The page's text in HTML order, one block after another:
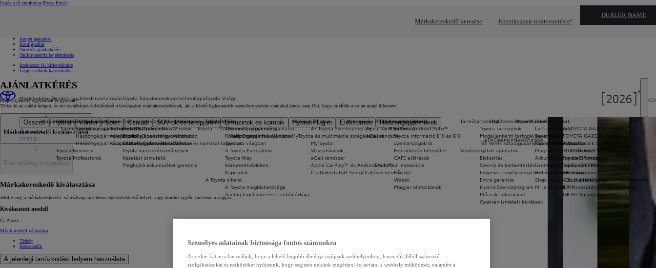
Ugrás a fő tartalomra (Press Enter)
Márkakereskedő keresése Jelentkezzen tesztvezetésre!
DEALER NAME
Kérjen ajánlatot!
Konfigurálás
Tartozék ajánlatkérés
Online szerviz bejelentkezés
Iratkozzon fel hírlevelünkre
Lépjen velünk kapcsolatba
Modellek
Összes Hybrid Városi Sport Családi SUV-ok és terepjárók Limuzinok és kombik Hybrid Plug-in Elektromos
Haszongépjárművek
Új Aygo X
HYBRID
Akciók
Magánszemélyeknek
Személygépkocsi ajánlatok
Cégeknek
Személygépjármű ajánlatok
Haszongépjármű ajánlatok
Szalonautó ajánlatok
a11yOpensInNewWindow
1 év 8 újdonság
Üzleti ügyfelek
Flotta ajánlatok cégeknek
Személygépjármű ajánlatok
Haszongépjármű ajánlatok
Haszongépjármű ajánlatok egyéni vállalkozóknak és kamarai tagoknak
Toyota Business
Toyota Professional
Finanszírozás
Finanszírozás
Termékeka11yOpensInNewWindow
Ajánlatoka11yOpensInNewWindow
Kapcsolata11yOpensInNewWindow
Toyota Tulajdonosoknak
Online szerviz bejelentkezés
Eredeti alkatrészek
Toyota ajándéktárgy webáruház
a11yOpensInNewWindow
Otthoni elektromos töltés
Toyota karosszériaműhelyek
Kezelési útmutató
Meghajtó akkumulátor garancia
Akciós ajánlatok
4+ Toyota Szervizprogram
MyToyota és multimédia szolgáltatások
MyToyota
Visszahívások
eCall rendszer
Apple CarPlay™ és Android Auto™
Csatlakoztatott Szolgáltatások kereső
Járműtartozékok
Toyota tartozékok
Modellenkénti tartozék katalógusok
Téli kerék katalógusa11yOpensInNewWindow
Vevőszolgálati ajánlatok
Biztosítás
Szerviz és karbantartás
Ingyenes segélyszolgálat 3 év után is
Extra garancia
Hybrid Szervizprogram
Műszaki információ
Gyakran ismételt kérdések
Technológia
Innováció
Toyota T-MATE
Multimédia
Apple CarPlay™ és Android Auto™
eCall rendszer
Beyond Zero
Let's go beyond
Beyond Zero
Hibrid elektromos
Plug-in hibrid elektromos
Akkumulátoros elektromos
Üzemanyagcellás elektromos
Hidrogén technológia
Stop Smog - Go Hybrida11yOpensInNewWindow
Mi is az a WLTP?
Toyota Világa
Toyota Világa
Álomautó rajzverseny
Rólunk
Toyota a világban
A Toyota Európában
Toyota Way
Környezetvédelem
Kapcsolat
A Toyota sikerei
A Toyota megbízhatósága
A világ legelismertebb autómárkája
Hírek & érdekességek
Hírek
Toyota információ E10 és B10
üzemanyagokról
a11yOpensInNewWindow
Feliratkozás hírlevélre
CAFE előírások
Start Your Impossible
Főoldal
Videók
Magyar olimpikonok
Motorsport
A TOYOTA GAZOO világa
TOYOTA GAZOO Racing
A sportkocsik története
TOYOTA GAZOO Racing WRC
Toyota GR modellek
Toyota GR SPORT modellek
GR Super Sport
A Supra története
FIA Hosszútávú Világbajnokság
GR H2 Racing Concept
AJÁNLATKÉRÉS
Kérjen ajánlatot egyszerűen és gyorsan!
Töltse ki az alábbi űrlapot, és mi továbbítjuk érdeklődését a kiválasztott márkakereskedésnek, aki a lehető leghamarabb személyre szabott ajánlattal keresi meg Önt, hogy mielőbb a volán mögé ülhessen!
1
Márkakereskedő kiválasztása
2
Elérhetőség megadása
Márkakereskedő kiválasztása
Jelölje meg a márkakereskedést: választhatja az Önhöz legközelebb eső helyet, vagy dönthet egyéni preferencia alapján.
Kiválasztott modell
Új Proace
Másik modell választása
Térkép
Kereskedők
A jelenlegi tartózkodási helyem használata
Személyes adatainak biztonsága fontos számunkra
A cookie-kat arra használjuk, hogy a lehető legjobb élményt nyújtsuk webhelyünkön, harmadik féltől származó
szolgáltatásokat és eszközöket nyújtsunk, hogy segítsen nekünk megérteni és javítani a webhely működését, valamint a